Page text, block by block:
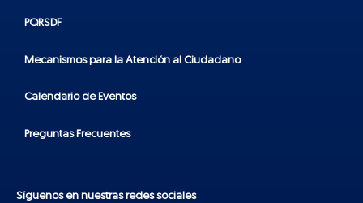
PQRSDF
Mecanismos para la Atención al Ciudadano
Calendario de Eventos
Preguntas Frecuentes
Síguenos en nuestras redes sociales